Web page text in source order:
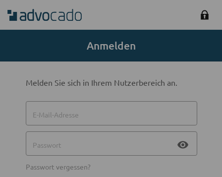
Anmelden
Melden Sie sich in Ihrem Nutzerbereich an.
E-Mail-Adresse
Passwort visibility
Passwort vergessen?